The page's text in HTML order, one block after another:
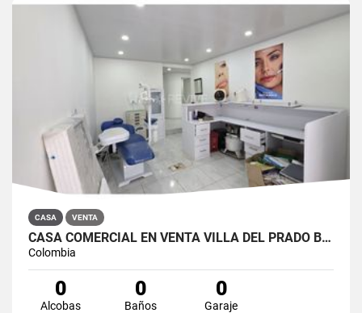
CASA VENTA
CASA COMERCIAL EN VENTA VILLA DEL PRADO BOGOTÁ NORTE
Colombia
0
Alcobas
0
Baños
0
Garaje